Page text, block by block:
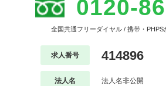
0120-
全国共通フリーダイヤル / 携帯・PHPS
求人番号 414896
法人名 法人名非公開